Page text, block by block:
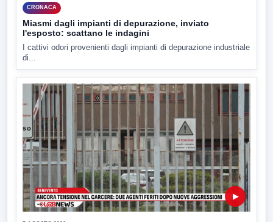
CRONACA
Miasmi dagli impianti di depurazione, inviato
l'esposto: scattano le indagini
I cattivi odori provenienti dagli impianti di depurazione industriale
di...
▶